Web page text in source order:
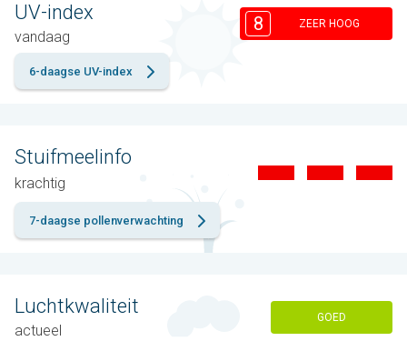
UV-index
vandaag
8 ZEER HOOG
6-daagse UV-index
Stuifmeelinfo
krachtig
7-daagse pollenverwachting
Luchtkwaliteit
actueel
GOED